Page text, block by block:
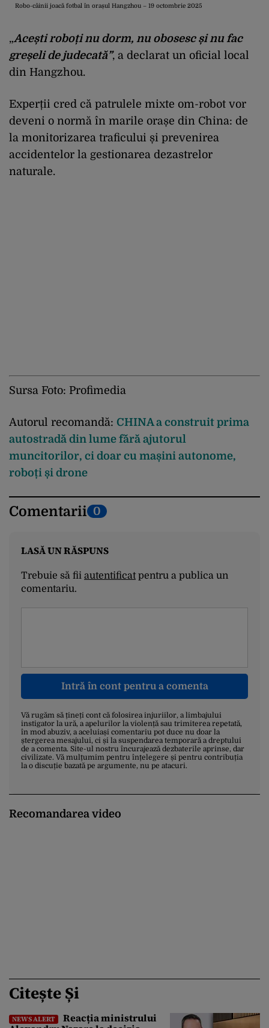
Robo-câinii joacă fotbal în orașul Hangzhou – 19 octombrie 2025
„Acești roboți nu dorm, nu obosesc și nu fac
greșeli de judecată”, a declarat un oficial local
din Hangzhou.
Experții cred că patrulele mixte om-robot vor
deveni o normă în marile orașe din China: de
la monitorizarea traficului și prevenirea
accidentelor la gestionarea dezastrelor
naturale.
Sursa Foto: Profimedia
Autorul recomandă: CHINA a construit prima
autostradă din lume fără ajutorul
muncitorilor, ci doar cu mașini autonome,
roboți și drone
Comentarii 0
LASĂ UN RĂSPUNS
Trebuie să fii autentificatpentru a publica un
comentariu.
Intră în cont pentru a comenta
Vă rugăm să țineți cont că folosirea injuriilor, a limbajului
instigator la ură, a apelurilor la violență sau trimiterea repetată,
în mod abuziv, a aceluiași comentariu pot duce nu doar la
ștergerea mesajului, ci și la suspendarea temporară a dreptului
de a comenta. Site-ul nostru încurajează dezbaterile aprinse, dar
civilizate. Vă mulțumim pentru înțelegere și pentru contribuția
la o discuție bazată pe argumente, nu pe atacuri.
Recomandarea video
Citește Și
NEWS ALERT
Reacția ministrului